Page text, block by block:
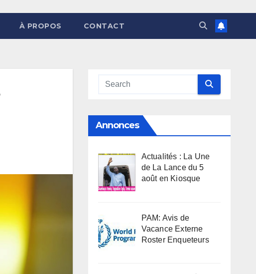
À PROPOS CONTACT
Annonces
Actualités : La Une
de La Lance du 5
août en Kiosque
PAM: Avis de
Vacance Externe
Roster Enqueteurs